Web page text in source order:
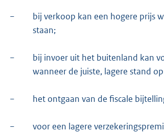
−
bij verkoop kan een hogere prijs
staan;
−
bij invoer uit het buitenland kan
wanneer de juiste, lagere stand
− het ontgaan van de fiscale
−
voor een lagere